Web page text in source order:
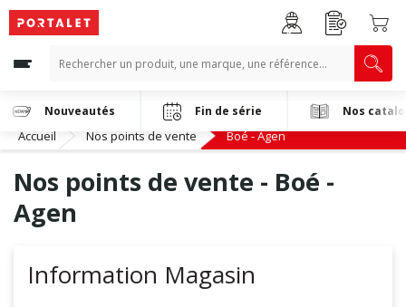
Nouveautés Fin de série Nos
Accueil Nos points de vente Boé - Agen
Nos points de vente - Boé -
Agen
Information Magasin